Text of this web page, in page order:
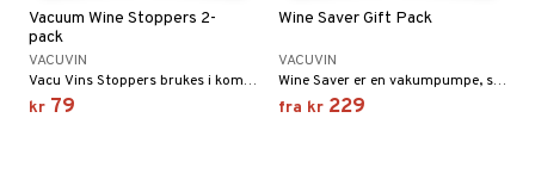
Vacuum Wine Stoppers 2-
pack
VACUVIN
Vacu Vins Stoppers brukes i kombinasjon med vakumpumpen Wine Saver.
kr 79
Wine Saver Gift Pack
VACUVIN
Wine Saver er en vakumpumpe, som drar ut luften fra en åpen flaske.
fra kr 229